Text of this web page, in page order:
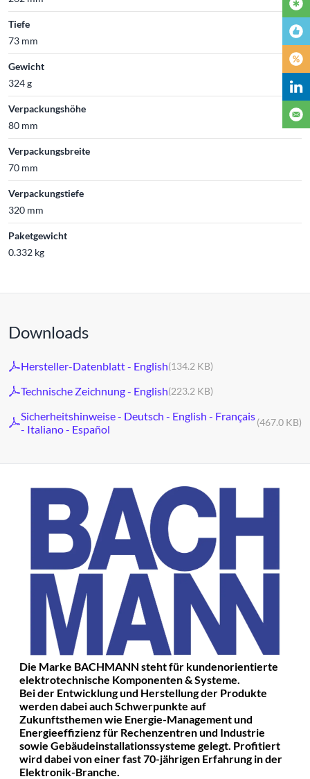
Tiefe
73 mm
Gewicht
324 g
Verpackungshöhe
80 mm
Verpackungsbreite
70 mm
Verpackungstiefe
320 mm
Paketgewicht
0.332 kg
Downloads
Hersteller-Datenblatt - English(134.2 KB)
Technische Zeichnung - English(223.2 KB)
Sicherheitshinweise - Deutsch - English - Français
- Italiano - Español
(467.0 KB)
Die Marke BACHMANN steht für kundenorientierte
elektrotechnische Komponenten & Systeme.
Bei der Entwicklung und Herstellung der Produkte
werden dabei auch Schwerpunkte auf
Zukunftsthemen wie Energie-Management und
Energieeffizienz für Rechenzentren und Industrie
sowie Gebäudeinstallationssysteme gelegt. Profitiert
wird dabei von einer fast 70-jährigen Erfahrung in der
Elektronik-Branche.